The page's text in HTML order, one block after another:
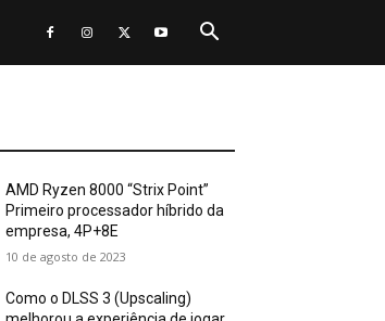
AMD Ryzen 8000 “Strix Point”
Primeiro processador híbrido da
empresa, 4P+8E
10 de agosto de 2023
Como o DLSS 3 (Upscaling)